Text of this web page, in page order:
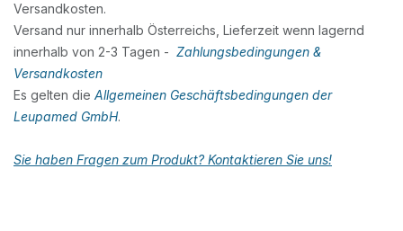
Versandkosten.
Versand nur innerhalb Österreichs, Lieferzeit wenn lagernd
innerhalb von 2-3 Tagen - Zahlungsbedingungen &
Versandkosten
Es gelten die Allgemeinen Geschäftsbedingungen der
Leupamed GmbH.
Sie haben Fragen zum Produkt? Kontaktieren Sie uns!